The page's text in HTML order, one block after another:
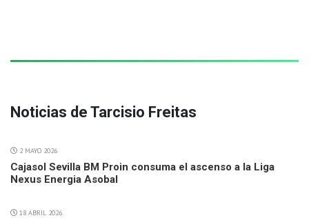
Noticias de Tarcisio Freitas
2 MAYO 2026
Cajasol Sevilla BM Proin consuma el ascenso a la Liga
Nexus Energia Asobal
18 ABRIL 2026